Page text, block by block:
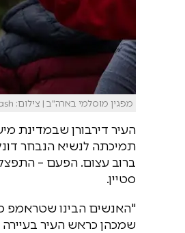
מפגין מוסלמי בארה"ב | צילום: unsplash
העיר דירבורן שבמדינת
ברוב עצום. הפעם –
סטיין.
"האנשים הבינו שטראמפ